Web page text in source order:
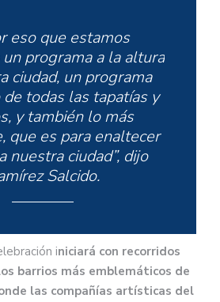
de Guadalajara
February 6,
2024
eso que estamos
programa a la altura
ciudad, un programa
todas las tapatías y
y también lo más
que es para enaltecer
nuestra ciudad”, dijo
Salcido.
iniciará con recorridos
barrios más emblemáticos de
las compañías artísticas del